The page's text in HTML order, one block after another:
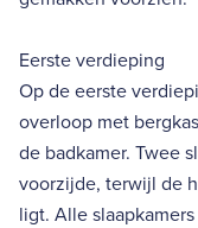
Eerste verdieping
Op de eerste
overloop met
de badkamer. Twee
voorzijde, terwijl de
ligt. Alle